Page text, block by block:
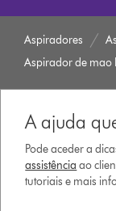
Aspiradores
Aspirador de mao
A ajuda
Pode aceder a
assistência ao
tutoriais e mais